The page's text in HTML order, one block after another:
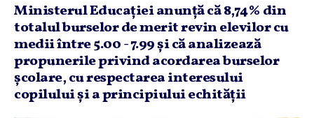
Ministerul Educaţiei anunţă că 8,74% din
totalul burselor de merit revin elevilor cu
medii între 5.00 - 7.99 şi că analizează
propunerile privind acordarea burselor
şcolare, cu respectarea interesului
copilului şi a principiului echităţii